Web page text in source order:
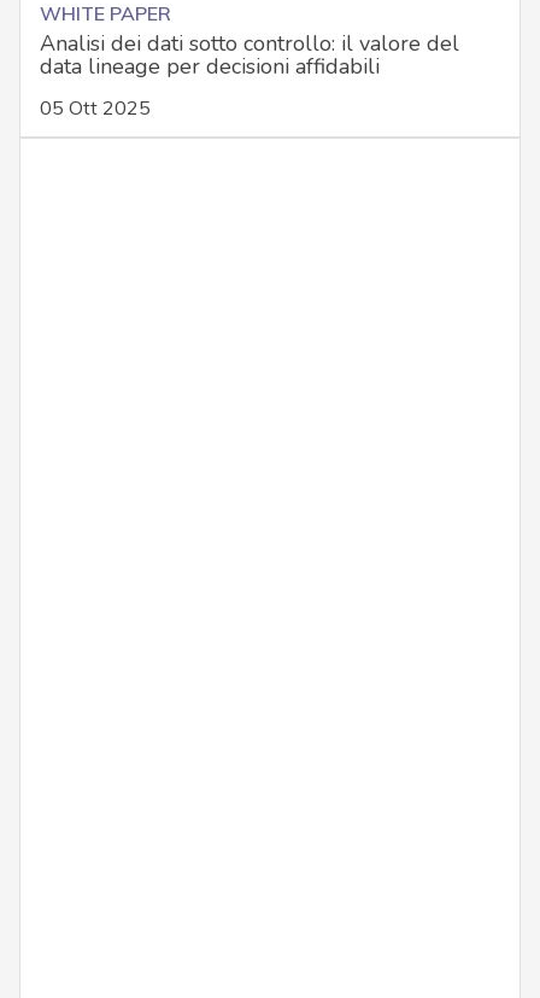
WHITE PAPER
Analisi dei dati sotto controllo: il valore del
data lineage per decisioni affidabili
05 Ott 2025